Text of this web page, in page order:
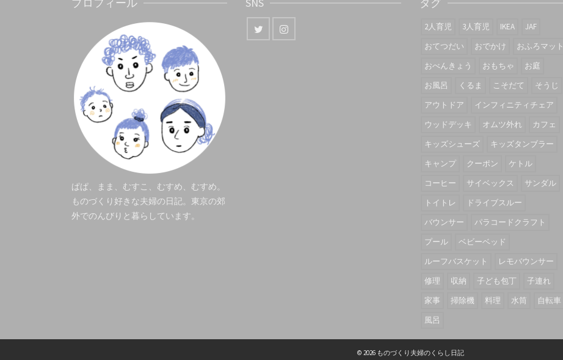
ぱぱ、まま、むすこ、むすめ、むすめ。
ものづくり好きな夫婦の日記。東京の郊
外でのんびりと暮らしています。
2人育児 3人育児 IKEA
JAF
おてつだい
おでかけ
おふろマット
おべんきょう
おもちゃ
お庭
お風呂
くるま こそだて
そうじ
アウトドア
インフィニティチェア
ウッドデッキ
オムツ外れ
カフェ
キッズシューズ
キッズタンブラー
キャンプ
クーポン
ケトル
コーヒー
サイベックス
サンダル
トイトレ
ドライブスルー
バウンサー
パラコードクラフト
プール
ベビーベッド
ルーフバスケット
レモバウンサー
修理
収納 子ども包丁
子連れ
家事
掃除機 料理 水筒
自転車
風呂
© 2026 ものづくり夫婦のくらし日記